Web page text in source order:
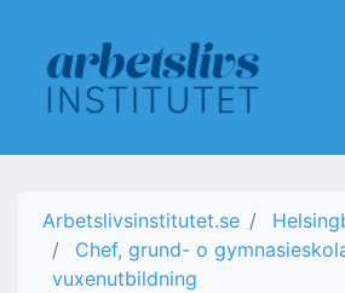
Arbetslivsinstitutet.se
Chef, grund- o
vuxenutbildning